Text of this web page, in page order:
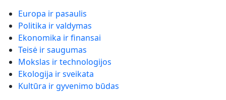
Europa ir pasaulis
Politika ir valdymas
Ekonomika ir finansai
Teisė ir saugumas
Mokslas ir technologijos
Ekologija ir sveikata
Kultūra ir gyvenimo būdas